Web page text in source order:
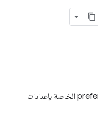
ميزة الوسائط prefers-color-scheme الخاصة بإعدادات